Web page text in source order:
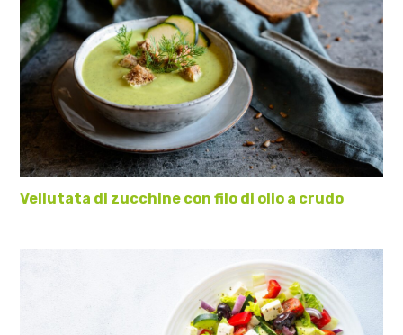
Vellutata di zucchine con filo di olio a crudo